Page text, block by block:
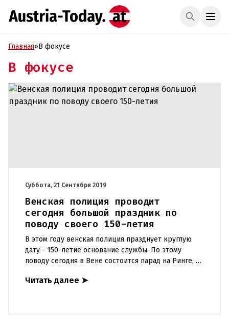
Главная»В фокусе
В фокусе
Суббота, 21 Сентября 2019
Венская полиция проводит
сегодня большой праздник по
поводу своего 150-летия
В этом году венская полиция празднует круглую
дату - 150-летие основание службы. По этому
поводу сегодня в Вене состоится парад на Ринге, а
полицейские трансп
Читать далее ➤